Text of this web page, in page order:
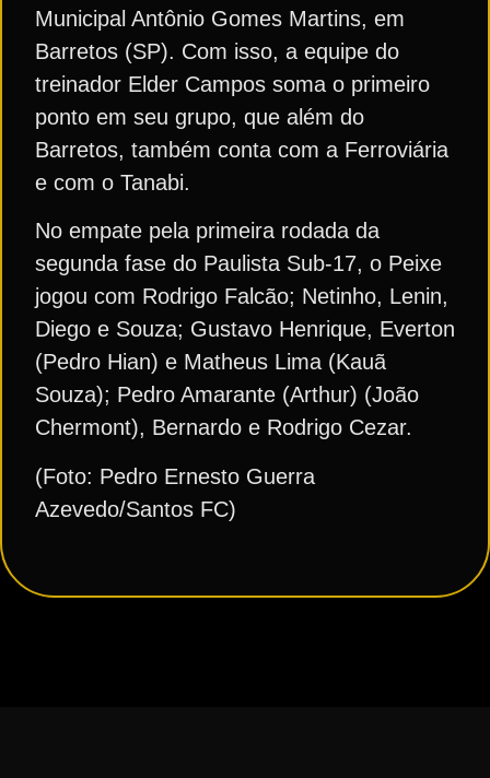
Municipal Antônio Gomes Martins, em
Barretos (SP). Com isso, a equipe do
treinador Elder Campos soma o primeiro
ponto em seu grupo, que além do
Barretos, também conta com a Ferroviária
e com o Tanabi.
No empate pela primeira rodada da
segunda fase do Paulista Sub-17, o Peixe
jogou com Rodrigo Falcão; Netinho, Lenin,
Diego e Souza; Gustavo Henrique, Everton
(Pedro Hian) e Matheus Lima (Kauã
Souza); Pedro Amarante (Arthur) (João
Chermont), Bernardo e Rodrigo Cezar.
(Foto: Pedro Ernesto Guerra
Azevedo/Santos FC)